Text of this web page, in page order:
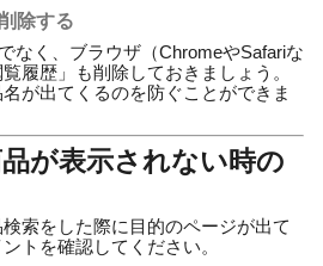
除する
なく、ブラウザ（ChromeやSafariな
履歴」も削除しておきましょう。
が出てくるのを防ぐことができま
が表示されない時の
索をした際に目的のページが出て
トを確認してください。